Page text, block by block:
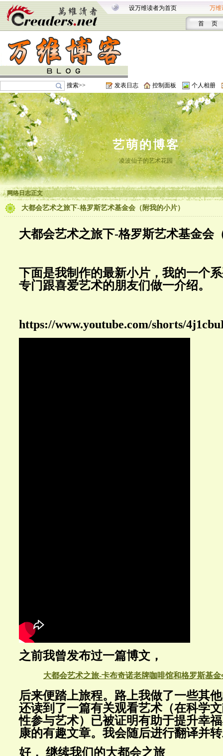
设万维读者为首页 万维
首 页
搜索>> 发表日志 控制面板 个人相册
艺萌的博客
凌波仙子的艺术花园
网络日志正文
大都会艺术之旅下-格罗斯艺术基金会（附我的小片）
大都会艺术之旅下-格罗斯艺术基金会
下面是我制作的最新小片，我的一个
专门跟喜爱艺术的朋友们做一介绍。
https://www.youtube.com/shorts/
之前我曾发布过一篇博文，
大都会艺术之旅-卡布奇诺老牌咖啡馆和格罗斯基金
后来便踏上旅程。路上我做了一些其
还读到了一篇有关观看艺术（在科学
性参与艺术）已被证明有助于提升幸
康的有趣文章。我会随后进行翻译并
好， 继续我们的大都会之旅